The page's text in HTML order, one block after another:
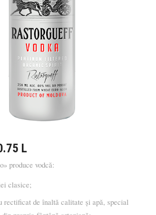
L
produce vodcă:
clasice;
rectificat de înaltă calitate și apă, special